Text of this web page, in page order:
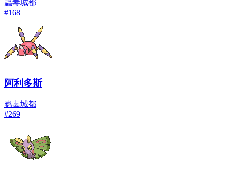
蟲毒城都
#168
阿利多斯
蟲毒城都
#269